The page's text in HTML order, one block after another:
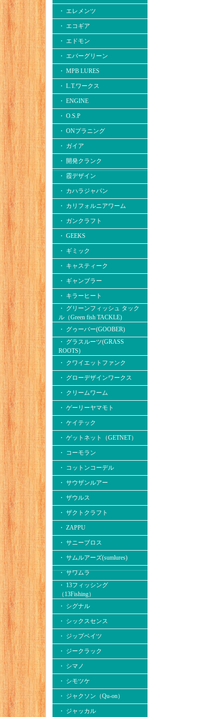
・ エレメンツ
・ エコギア
・ エドモン
・ エバーグリーン
・ MPB LURES
・ L.T.ワークス
・ ENGINE
・ O.S.P
・ ONプラニング
・ ガイア
・ 開発クランク
・ 霞デザイン
・ カハラジャパン
・ カリフォルニアワーム
・ ガンクラフト
・ GEEKS
・ ギミック
・ キャスティーク
・ ギャンブラー
・ キラーヒート
・ グリーンフィッシュ タック
ル（Green fish TACKLE)
・ グゥーバー(GOOBER)
・ グラスルーツ(GRASS
ROOTS)
・ クワイエットファンク
・ グローデザインワークス
・ クリームワーム
・ ゲーリーヤマモト
・ ケイテック
・ ゲットネット（GETNET）
・ コーモラン
・ コットンコーデル
・ サウザンルアー
・ ザウルス
・ ザクトクラフト
・ ZAPPU
・ サニーブロス
・ サムルアーズ(sumlures)
・ サワムラ
・ 13フィッシング
（13Fishing）
・ シグナル
・ シックスセンス
・ ジップベイツ
・ ジークラック
・ シマノ
・ シモツケ
・ ジャクソン（Qu-on）
・ ジャッカル